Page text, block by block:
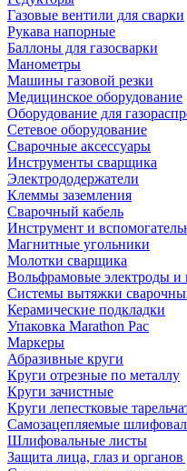
Газовые вентили для сварки
Рукава напорные
Баллоны для газосварки
Манометры
Машины газовой резки
Медицинское оборудование
Оборудование для
Сетевое оборудование
Сварочные аксессуары
Инструменты сварщика
Электрододержатели
Клеммы заземления
Сварочный кабель
Инструмент и
Магнитные угольники
Молотки сварщика
Вольфрамовые электроды и
Системы вытяжки
Керамические подкладки
Упаковка Marathon Pac
Маркеры
Абразивные круги
Круги отрезные по металлу
Круги зачистные
Круги лепестковые
Самозацепляемые
Шлифовальные листы
Защита лица, глаз и